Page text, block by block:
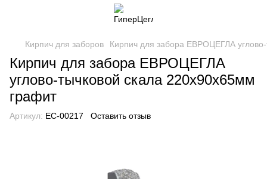
Кирпич для заборов Кирпич для забора ЕВРОЦЕГЛА
Кирпич для забора ЕВРОЦЕГЛА
углово-тычковой скала 220х90х65мм
графит
Артикул: EC-00217 Оставить отзыв